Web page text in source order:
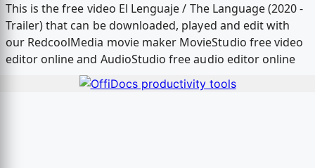
This is the free video El Lenguaje / The Language (2020 -
Trailer) that can be downloaded, played and edit with
our RedcoolMedia movie maker MovieStudio free video
editor online and AudioStudio free audio editor online